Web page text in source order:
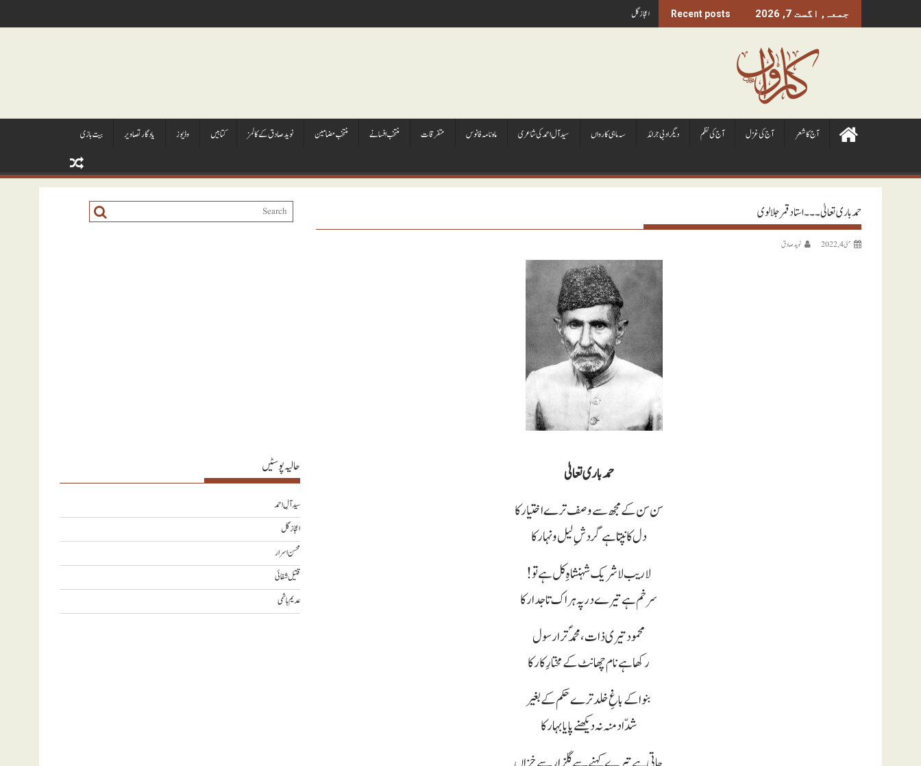
جمعہ, اگست 7, 2026 Recent posts اعجاز گل
آج کا شعر آج کی غزل آج کی نظم ديگر ادبی جرائد سہ ماہی کارواں سيد آل احمد کی شاعری ماہ نامہ فانوس متفرقات منتخب افسانے منتخب مضامين نويد صادق کے کالمز کتابيں وڈيوز يادگار تصاوير بیت بازی
حمد باری تعالیٰ ۔۔۔ استاد قمر جلالوی
مئی 4, 2022 نويد صادق
حمد باری تعالیٰ
سن سن کے مجھ سے وصف ترے اختیار کا
دل کانپتا ہے گردش ِ لیل و نہار کا
لاریب لا شریک شہنشاہِ کل ہے تو !
سر خم ہے تیرے در پہ ہر اک تاجدار کا
محمود تیری ذات، محمدؐ ترا رسول
رکھا ہے نام چھانٹ کے مختارِ کار کا
بنوا کے باغِ خلد ترے حکم کے بغیر
شدّاد منہ نہ دیکھنے پایا بہار کا
حالیہ پوسٹیں
سید آلِ احمد
اعجاز گل
محسن اسرار
قتیل شفائی
عدیم ہاشمی